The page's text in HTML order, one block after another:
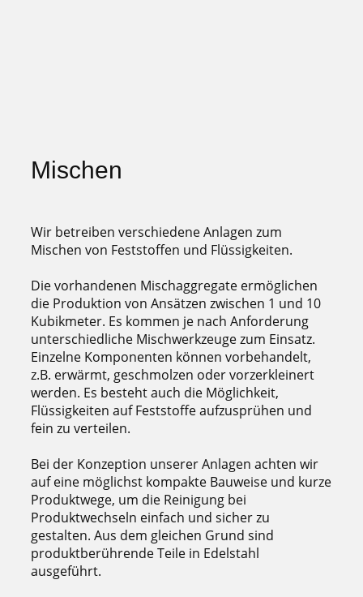
Mischen
Wir betreiben verschiedene Anlagen zum
Mischen von Feststoffen und Flüssigkeiten.
Die vorhandenen Mischaggregate ermöglichen
die Produktion von Ansätzen zwischen 1 und 10
Kubikmeter. Es kommen je nach Anforderung
unterschiedliche Mischwerkzeuge zum Einsatz.
Einzelne Komponenten können vorbehandelt,
z.B. erwärmt, geschmolzen oder vorzerkleinert
werden. Es besteht auch die Möglichkeit,
Flüssigkeiten auf Feststoffe aufzusprühen und
fein zu verteilen.
Bei der Konzeption unserer Anlagen achten wir
auf eine möglichst kompakte Bauweise und kurze
Produktwege, um die Reinigung bei
Produktwechseln einfach und sicher zu
gestalten. Aus dem gleichen Grund sind
produktberührende Teile in Edelstahl
ausgeführt.